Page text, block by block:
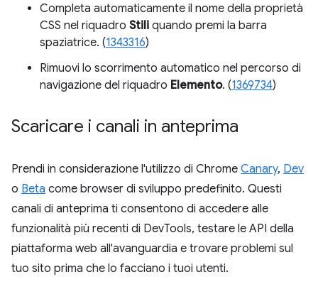
Completa automaticamente il nome della proprietà
CSS nel riquadro Stili quando premi la barra
spaziatrice. (1343316)
Rimuovi lo scorrimento automatico nel percorso di
navigazione del riquadro Elemento. (1369734)
Scaricare i canali in anteprima
Prendi in considerazione l'utilizzo di Chrome Canary, Dev
o Beta come browser di sviluppo predefinito. Questi
canali di anteprima ti consentono di accedere alle
funzionalità più recenti di DevTools, testare le API della
piattaforma web all'avanguardia e trovare problemi sul
tuo sito prima che lo facciano i tuoi utenti.